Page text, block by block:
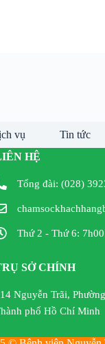
vụ Tin tức
HỆ
Tổng đài: (028)
Thứ 2 - Thứ 6:
SỞ CHÍNH
Nguyễn Trãi,
phố Hồ Chí Minh